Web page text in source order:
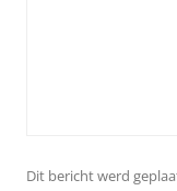
Dit bericht werd